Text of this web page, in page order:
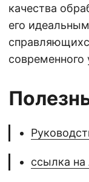
качества
его
современного
ссылка на